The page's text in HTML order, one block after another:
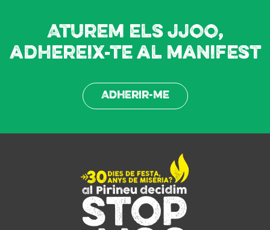
Aturem els JJOO,
adhereix-te al manifest
Adherir-me